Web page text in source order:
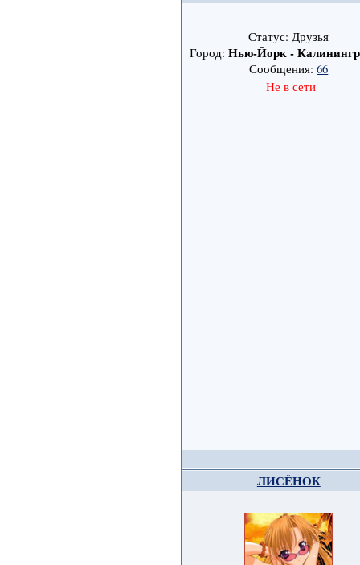
Статус: Друзья
Город:Нью-Йорк -
Сообщения:66
Не в сети
ЛИСЁНОК